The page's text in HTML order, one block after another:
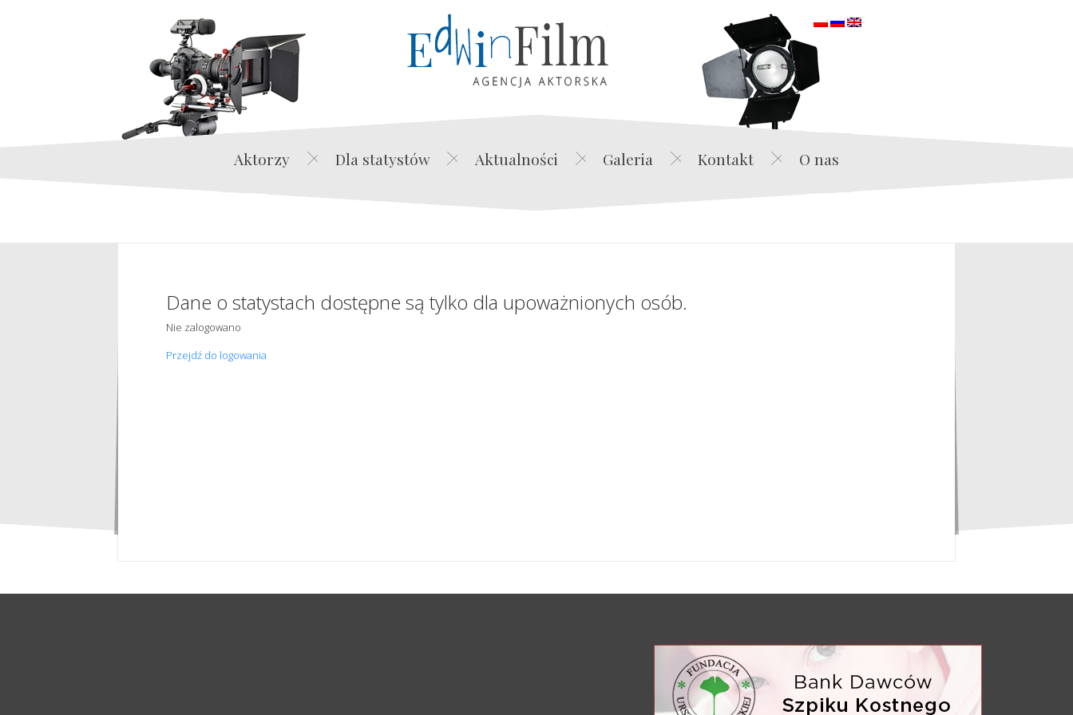
Edwin Film Agencja Aktorska
Aktorzy Dla statystów Aktualności Galeria Kontakt O nas
Dane o statystach dostępne są tylko dla upoważnionych osób.
Nie zalogowano
Przejdź do logowania